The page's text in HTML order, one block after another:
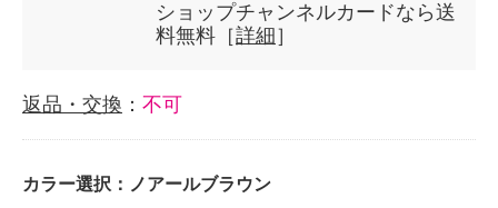
ショップチャンネルカードなら送
料無料［詳細 ］
返品・交換 ： 不可
カラー選択： ノアールブラウン